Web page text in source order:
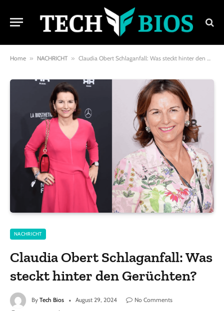
Home » NACHRICHT » Claudia Obert Schlaganfall: Was steckt hinter den Gerüchten?
NACHRICHT
Claudia Obert Schlaganfall: Was
steckt hinter den Gerüchten?
By Tech Bios August 29, 2024
No Comments